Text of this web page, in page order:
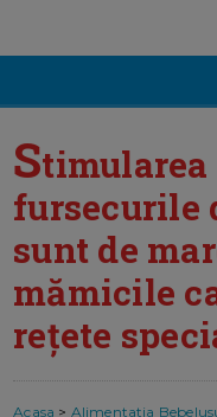
S
fursecurile
sunt de
mămicile
rețete
Acasa > Alimentatia